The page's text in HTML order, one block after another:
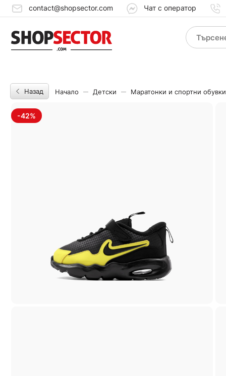
contact@shopsector.com Чат с оператор
Назад Начало Детски Маратонки и спортни обувки
-42%